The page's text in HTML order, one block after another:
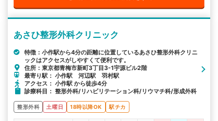
あさひ整形外科クリニック
特徴：小作駅から4分の距離に位置しているあさひ整形外科クリニ
ックはアクセスがしやすくて便利です。
住所：東京都青梅市新町3丁目3-1宇源ビル2階
最寄り駅： 小作駅 河辺駅 羽村駅
アクセス： 小作駅 から徒歩4分
診療科目： 整形外科/リハビリテーション科/リウマチ科/形成外科
整形外科 土曜日 18時以降OK 駅チカ